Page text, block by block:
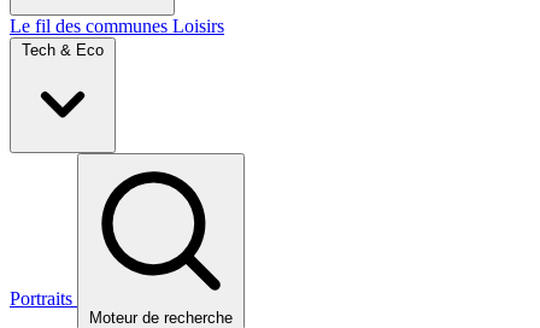
Le fil des communes Loisirs
Tech & Eco
Portraits
Moteur de recherche